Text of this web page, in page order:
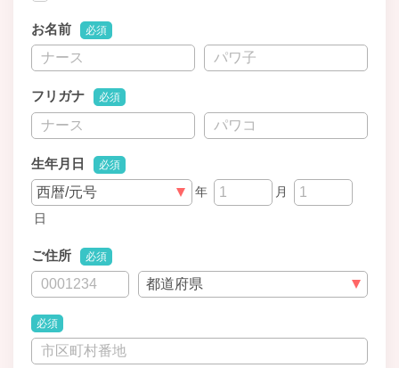
お名前 必須
フリガナ 必須
生年月日 必須
年
月
日
ご住所 必須
必須